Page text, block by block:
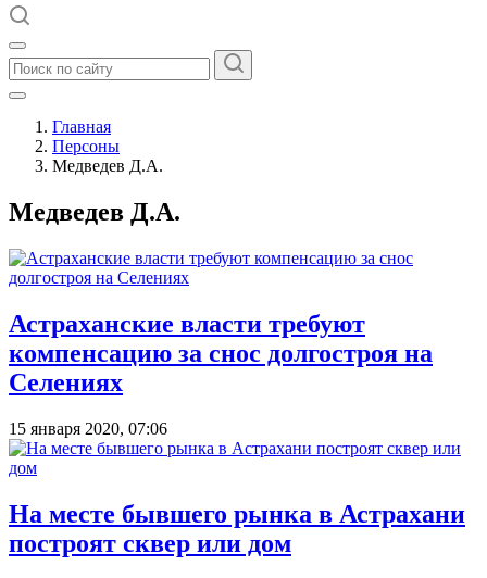
Главная
Персоны
Медведев Д.А.
Медведев Д.А.
Астраханские власти требуют
компенсацию за снос долгостроя на
Селениях
15 января 2020, 07:06
На месте бывшего рынка в Астрахани
построят сквер или дом